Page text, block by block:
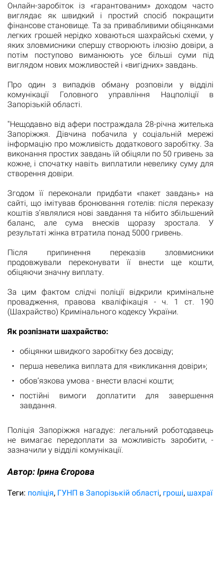
Онлайн-заробіток із «гарантованим» доходом часто
виглядає як швидкий і простий спосіб покращити
фінансове становище. Та за привабливими обіцянками
легких грошей нерідко ховаються шахрайські схеми, у
яких зловмисники спершу створюють ілюзію довіри, а
потім поступово виманюють усе більші суми під
виглядом нових можливостей і «вигідних» завдань.
Про один з випадків обману розповіли у відділі
комунікації Головного управління Нацполіції в
Запорізькій області.
"Нещодавно від афери постраждала 28-річна жителька
Запоріжжя. Дівчина побачила у соціальній мережі
інформацію про можливість додаткового заробітку. За
виконання простих завдань їй обіцяли по 50 гривень за
кожне, і спочатку навіть виплатили невелику суму для
створення довіри.
Згодом її переконали придбати «пакет завдань» на
сайті, що імітував бронювання готелів: після переказу
коштів з’являлися нові завдання та нібито збільшений
баланс, але сума внесків щоразу зростала. У
результаті жінка втратила понад 5000 гривень.
Після припинення переказів зловмисники
продовжували переконувати її внести ще кошти,
обіцяючи значну виплату.
За цим фактом слідчі поліції відкрили кримінальне
провадження, правова кваліфікація - ч. 1 ст. 190
(Шахрайство) Кримінального кодексу України.
Як розпізнати шахрайство:
обіцянки швидкого заробітку без досвіду;
перша невелика виплата для «викликання довіри»;
обов’язкова умова - внести власні кошти;
постійні вимоги доплатити для завершення
завдання.
Поліція Запоріжжя нагадує: легальний роботодавець
не вимагає передоплати за можливість заробити, -
зазначили у відділі комунікації.
Автор:Ірина Єгорова
Теги: поліція ГУНП в Запорізькій області гроші шахраї